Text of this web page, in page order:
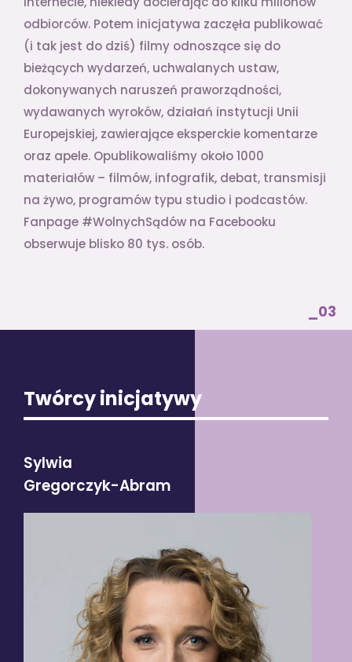
odbiorców. Potem inicjatywa zaczęła publikować
(i tak jest do dziś) filmy odnoszące się do
bieżących wydarzeń, uchwalanych ustaw,
dokonywanych naruszeń praworządności,
wydawanych wyroków, działań instytucji Unii
Europejskiej, zawierające eksperckie komentarze
oraz apele. Opublikowaliśmy około 1000
materiałów – filmów, infografik, debat, transmisji
na żywo, programów typu studio i podcastów.
Fanpage #WolnychSądów na Facebooku
obserwuje blisko 80 tys. osób.
_03
Twórcy inicjatywy
Sylwia
Gregorczyk-Abram